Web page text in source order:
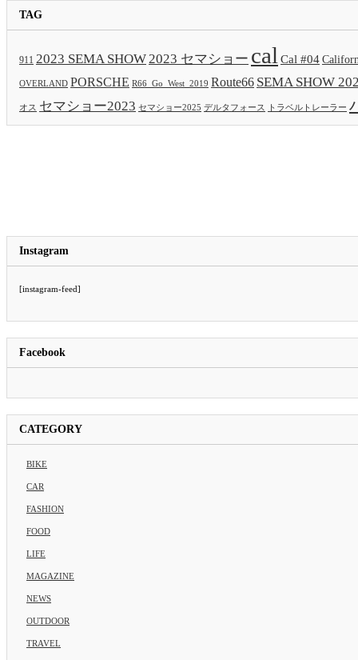
TAG
911 2023 SEMA SHOW2023 セマショー cal Cal #04
OVERLAND PORSCHE R66_Go_West_2019 Route66 SEMA SHOW
オス セマショー2023 セマショー2025 デルタフォース トラベルトレーラー
Instagram
[instagram-feed]
Facebook
CATEGORY
BIKE
CAR
FASHION
FOOD
LIFE
MAGAZINE
NEWS
OUTDOOR
TRAVEL